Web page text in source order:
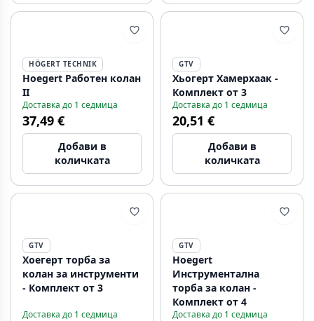
HÖGERT TECHNIK
Hoegert Работен колан
II
Доставка до 1 седмица
37,49 €
Добави в
количката
GTV
Хьогерт Хамерхаак -
Комплект от 3
Доставка до 1 седмица
20,51 €
Добави в
количката
GTV
Хоегерт торба за
колан за инструменти
- Комплект от 3
Доставка до 1 седмица
GTV
Hoegert
Инструментална
торба за колан -
Комплект от 4
Доставка до 1 седмица